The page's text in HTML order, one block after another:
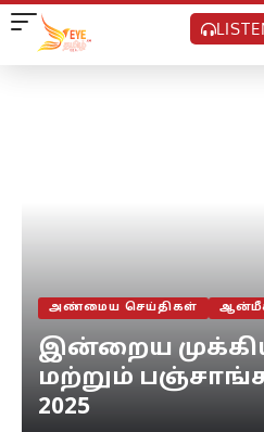
அண்மைய செய்திகள்
இன்றைய
மற்றும்
2025